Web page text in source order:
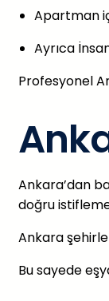
Apartman
Ayrıca
Profesyonel
Ankara’dan
doğru
Ankara
Bu sayede